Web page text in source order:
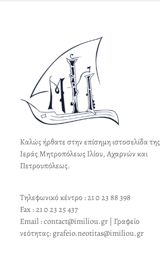
Καλώς ήρθατε στην επίσημη ιστοσελίδα της
Ιεράς Μητροπόλεως Ιλίου, Αχαρνών και
Πετρουπόλεως.
Τηλεφωνικό κέντρο : 21 0 23 88 398
Fax : 21 0 23 25 437
Email : contact@imiliou.gr | Γραφείο
νεότητας: grafeio.neotitas@imiliou.gr